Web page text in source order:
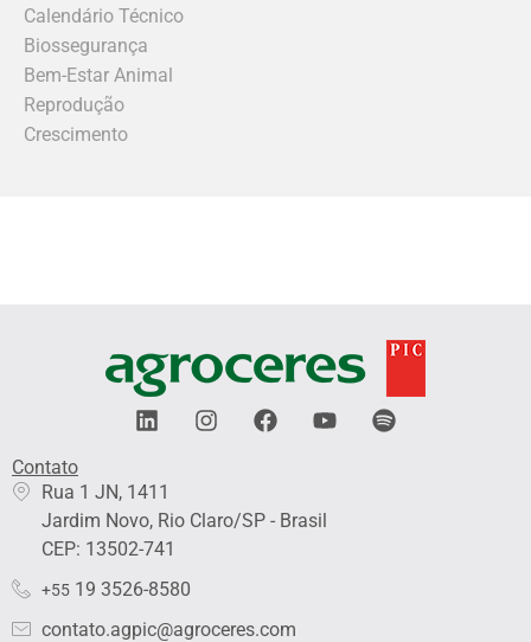
Calendário Técnico
Biossegurança
Bem-Estar Animal
Reprodução
Crescimento
L
i
k
e
d
i
I
n
g
F
a
o
Y
o
b
S
p
Contato
Rua 1 JN, 1411
Jardim Novo, Rio Claro/SP - Brasil
CEP: 13502-741
+55 19 3526-8580
contato.agpic@agroceres.com